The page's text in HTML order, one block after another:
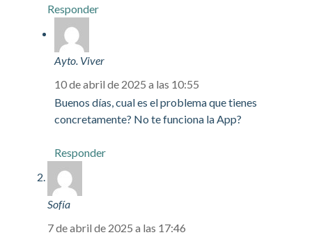
Responder
Ayto. Viver
10 de abril de 2025 a las 10:55
Buenos días, cual es el problema que tienes
concretamente? No te funciona la App?
Responder
Sofía
7 de abril de 2025 a las 17:46